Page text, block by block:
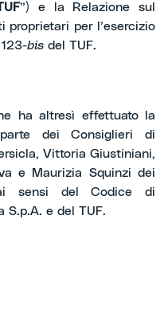
”) e la
Relazione sul
proprietari per l’esercizio
bis del TUF.
ha altresì effettuato la
dei Consiglieri di
Vittoria Giustiniani,
e Maurizia Squinzi dei
sensi del Codice di
S.p.A. e del TUF.